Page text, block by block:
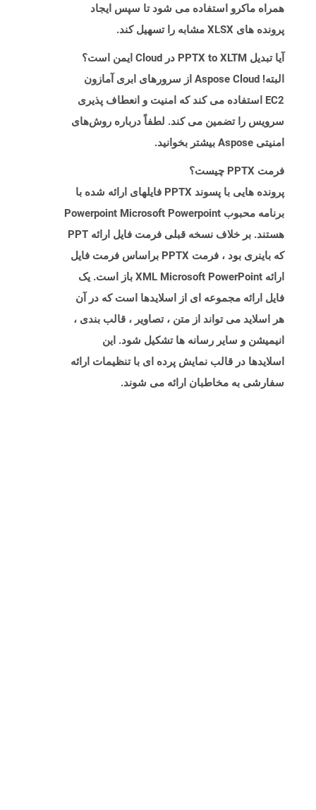
همراه ماکرو استفاده می شود تا سپس ایجاد
پرونده های XLSX مشابه را تسهیل کند.
آیا تبدیل PPTX to XLTM در Cloud ایمن است؟
البته! Aspose Cloud از سرورهای ابری آمازون
EC2 استفاده می کند که امنیت و انعطاف پذیری
سرویس را تضمین می کند. لطفاً درباره روش‌های
امنیتی Aspose بیشتر بخوانید.
فرمت PPTX چیست؟
پرونده هایی با پسوند PPTX فایلهای ارائه شده با
برنامه محبوب Powerpoint Microsoft Powerpoint
هستند. بر خلاف نسخه قبلی فرمت فایل ارائه PPT
که باینری بود ، فرمت PPTX براساس فرمت فایل
ارائه XML Microsoft PowerPoint باز است. یک
فایل ارائه مجموعه ای از اسلایدها است که در آن
هر اسلاید می تواند از متن ، تصاویر ، قالب بندی ،
انیمیشن و سایر رسانه ها تشکیل شود. این
اسلایدها در قالب نمایش پرده ای با تنظیمات ارائه
سفارشی به مخاطبان ارائه می شوند.